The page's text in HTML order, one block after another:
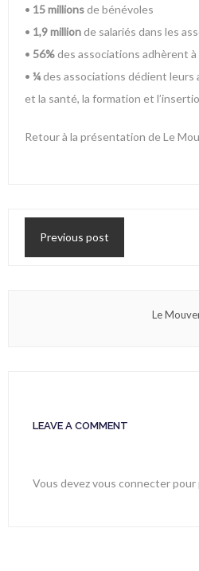
• 15 millionsde bénévoles
• 1,9 millionde salariés dans les
• 56%des associations adhèrent
• ¼des associations dédient leurs
et la santé, la formation et
Retour à la présentation de Le
Previous post
Le
LEAVE A COMMENT
Vous devezvous connecterpour